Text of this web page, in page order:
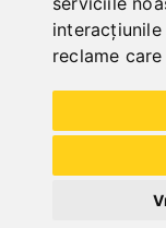
reclame